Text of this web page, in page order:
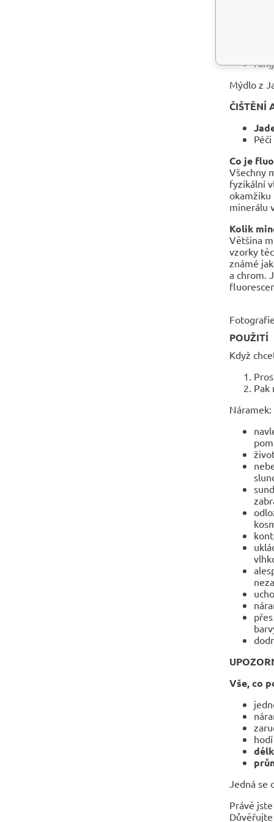
Mýdlo z
ČIŠTĚNÍ
Co je
Všechny
fyzikální
okamžiku
minerálu
Kolik
Většina
vzorky
známé
a chrom.
POUŽITÍ
Když
Pak
Náramek:
Vše, co
Jedná
Právě